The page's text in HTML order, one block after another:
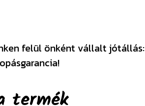
felül önként vállalt jótállás: